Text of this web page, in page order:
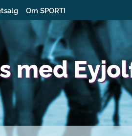
Om SPORTI
med